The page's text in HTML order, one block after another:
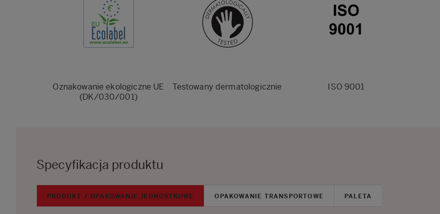
Oznakowanie ekologiczne UE
(DK/030/001)
Testowany dermatologicznie ISO 9001
Specyfikacja produktu
PRODUKT / OPAKOWANIE JEDNOSTKOWE OPAKOWANIE TRANSPORTOWE PALETA